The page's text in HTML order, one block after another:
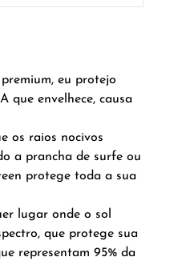
eu protejo
que envelhece, causa
os raios nocivos
a prancha de surfe ou
protege toda a sua
lugar onde o sol
que protege sua
representam 95% da